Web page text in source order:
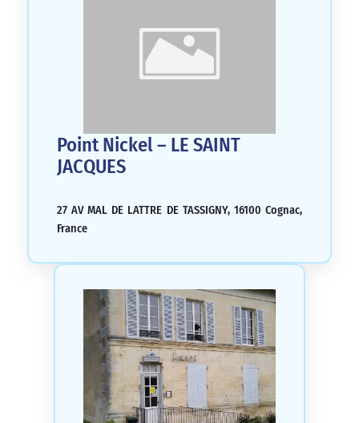
Point Nickel – LE SAINT
JACQUES
27 AV MAL DE LATTRE DE TASSIGNY, 16100 Cognac,
France